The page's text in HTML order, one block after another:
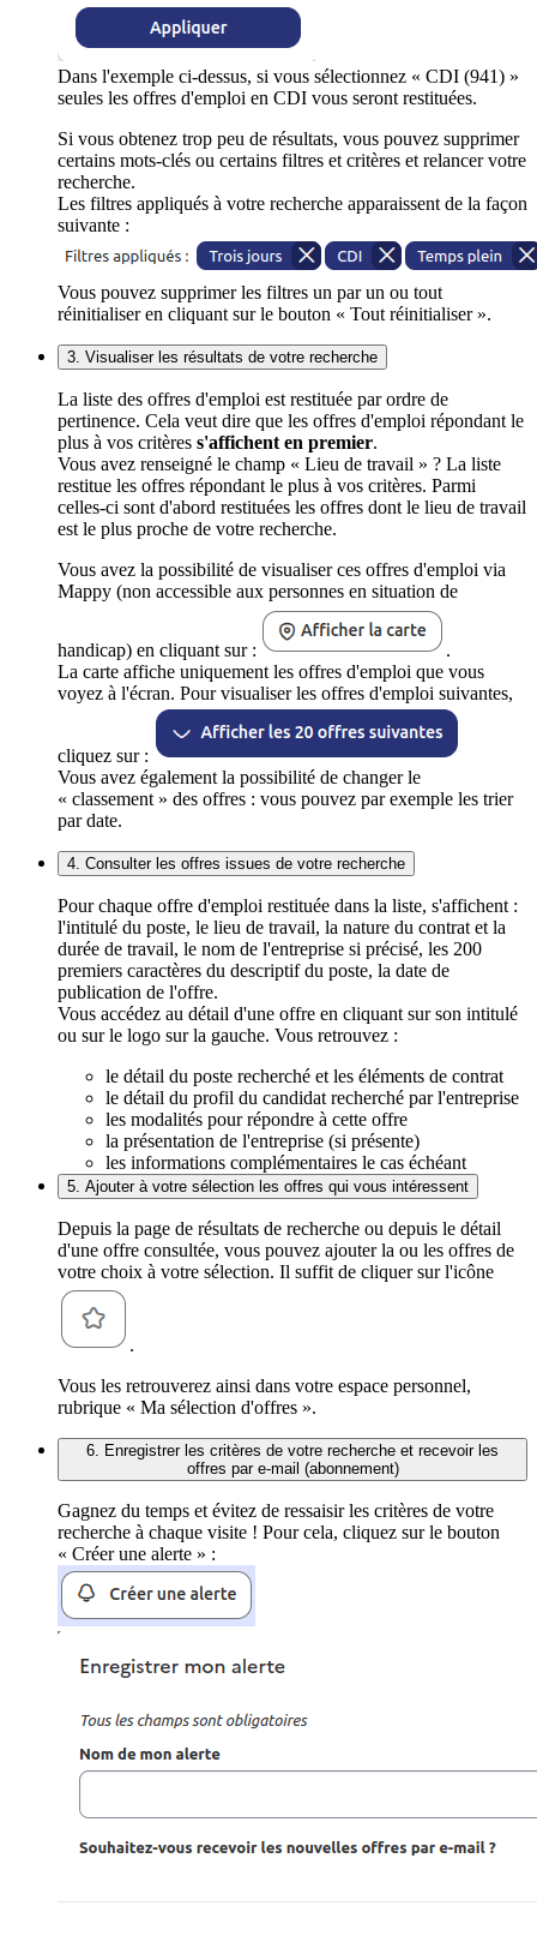
Dans l'exemple ci-dessus, si vous sélectionnez « CDI (941) »
seules les offres d'emploi en CDI vous seront restituées.
Si vous obtenez trop peu de résultats, vous pouvez supprimer
certains mots-clés ou certains filtres et critères et relancer votre
recherche.
Les filtres appliqués à votre recherche apparaissent de la façon
suivante :
Vous pouvez supprimer les filtres un par un ou tout
réinitialiser en cliquant sur le bouton « Tout réinitialiser ».
3. Visualiser les résultats de votre recherche
La liste des offres d'emploi est restituée par ordre de
pertinence. Cela veut dire que les offres d'emploi répondant le
plus à vos critères s'affichent en premier.
Vous avez renseigné le champ « Lieu de travail » ? La liste
restitue les offres répondant le plus à vos critères. Parmi
celles-ci sont d'abord restituées les offres dont le lieu de travail
est le plus proche de votre recherche.
Vous avez la possibilité de visualiser ces offres d'emploi via
Mappy (non accessible aux personnes en situation de
handicap) en cliquant sur :
.
La carte affiche uniquement les offres d'emploi que vous
voyez à l'écran. Pour visualiser les offres d'emploi suivantes,
cliquez sur :
Vous avez également la possibilité de changer le
« classement » des offres : vous pouvez par exemple les trier
par date.
4. Consulter les offres issues de votre recherche
Pour chaque offre d'emploi restituée dans la liste, s'affichent :
l'intitulé du poste, le lieu de travail, la nature du contrat et la
durée de travail, le nom de l'entreprise si précisé, les 200
premiers caractères du descriptif du poste, la date de
publication de l'offre.
Vous accédez au détail d'une offre en cliquant sur son intitulé
ou sur le logo sur la gauche. Vous retrouvez :
le détail du poste recherché et les éléments de contrat
le détail du profil du candidat recherché par l'entreprise
les modalités pour répondre à cette offre
la présentation de l'entreprise (si présente)
les informations complémentaires le cas échéant
5. Ajouter à votre sélection les offres qui vous intéressent
Depuis la page de résultats de recherche ou depuis le détail
d'une offre consultée, vous pouvez ajouter la ou les offres de
votre choix à votre sélection. Il suffit de cliquer sur l'icône
.
Vous les retrouverez ainsi dans votre espace personnel,
rubrique « Ma sélection d'offres ».
6. Enregistrer les critères de votre recherche et recevoir les
offres par e-mail (abonnement)
Gagnez du temps et évitez de ressaisir les critères de votre
recherche à chaque visite ! Pour cela, cliquez sur le bouton
« Créer une alerte » :